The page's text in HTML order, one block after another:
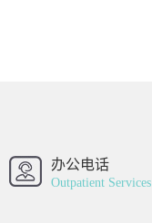
办公电话
Outpatient Services